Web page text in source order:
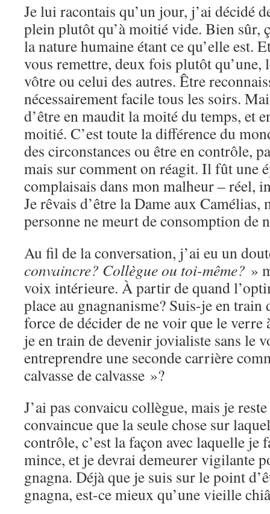
Je lui racontais qu’un jour, j’ai décidé
plein plutôt qu’à moitié vide. Bien sûr,
la nature humaine étant ce qu’elle est.
vous remettre, deux fois plutôt qu’une,
vôtre ou celui des autres. Être
nécessairement facile tous les soirs.
d’être en maudit la moité du temps, et
moitié. C’est toute la différence du
des circonstances ou être en contrôle,
mais sur comment on réagit. Il fût une
complaisais dans mon malheur – réel,
Je rêvais d’être la Dame aux Camélias,
personne ne meurt de consomption de
Au fil de la conversation, j’ai eu un
convaincre? Collègue ou toi-même? »
voix intérieure. À partir de quand
place au gnagnanisme? Suis-je en train
force de décider de ne voir que le
je en train de devenir jovialiste sans le
entreprendre une seconde carrière
calvasse de calvasse »?
J’ai pas convaicu collègue, mais je
convaincue que la seule chose sur
contrôle, c’est la façon avec laquelle je
mince, et je devrai demeurer vigilante
gnagna. Déjà que je suis sur le point
gnagna, est-ce mieux qu’une vieille